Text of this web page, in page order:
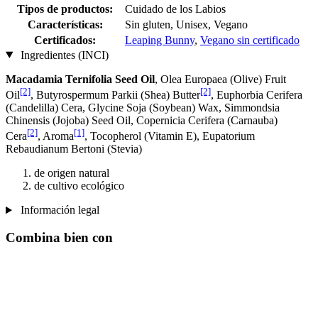
Tipos de productos:
Cuidado de los Labios
Características:
Sin gluten, Unisex, Vegano
Certificados:
Leaping Bunny, Vegano sin certificado
Ingredientes (INCI)
Macadamia Ternifolia Seed Oil, Olea Europaea (Olive) Fruit
Oil[2], Butyrospermum Parkii (Shea) Butter[2], Euphorbia Cerifera
(Candelilla) Cera, Glycine Soja (Soybean) Wax, Simmondsia
Chinensis (Jojoba) Seed Oil, Copernicia Cerifera (Carnauba)
Cera[2], Aroma[1], Tocopherol (Vitamin E), Eupatorium
Rebaudianum Bertoni (Stevia)
de origen natural
de cultivo ecológico
Información legal
Combina bien con